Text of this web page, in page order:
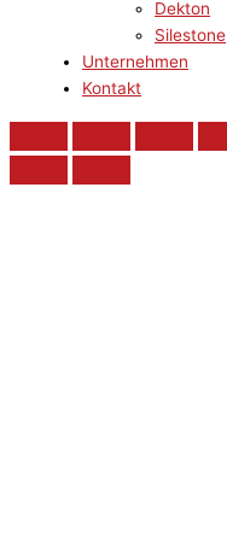
Dekton
Silestone
Unternehmen
Kontakt